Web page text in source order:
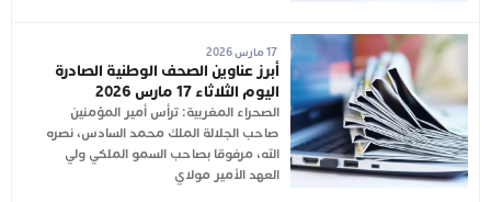
17 مارس 2026
أبرز عناوين الصحف الوطنية الصادرة
اليوم الثلاثاء 17 مارس 2026
الصحراء المغربية: ترأس أمير المؤمنين
صاحب الجلالة الملك محمد السادس، نصره
الله، مرفوقا بصاحب السمو الملكي ولي
العهد الأمير مولاي